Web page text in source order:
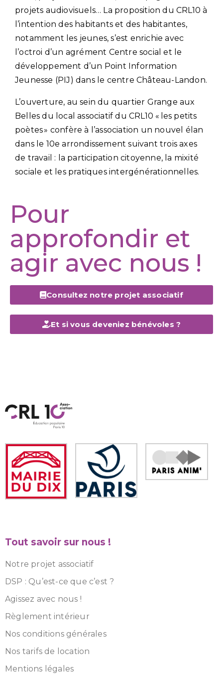
projets audiovisuels… La proposition du CRL10 à
l’intention des habitants et des habitantes,
notamment les jeunes, s’est enrichie avec
l’octroi d’un agrément Centre social et le
développement d’un Point Information
Jeunesse (PIJ) dans le centre Château-Landon.
L’ouverture, au sein du quartier Grange aux
Belles du local associatif du CRL10 « les petits
poètes » confère à l’association un nouvel élan
dans le 10e arrondissement suivant trois axes
de travail : la participation citoyenne, la mixité
sociale et les pratiques intergénérationnelles.
Pour
approfondir et
agir avec nous !
Consultez notre projet associatif
Et si vous deveniez bénévoles ?
Tout savoir sur nous !
Notre projet associatif
DSP : Qu’est-ce que c’est ?
Agissez avec nous !
Règlement intérieur
Nos conditions générales
Nos tarifs de location
Mentions légales